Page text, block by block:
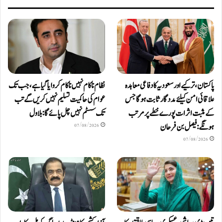
پاکستان، ترکیے اور سعودیہ کا دفاعی معاہدہ
علاقائی امن کیلئے مددگار ثابت ہوگا جس
کے مثبت اثرات پورے خطے پر مرتب
ہونگے: فیصل بن فرحان
07/08/2026
نظام ناکام نہیں ناکام کروایاگیا ہے، جب تک
عوام کی حاکمیت تسلیم نہیں کریں گے تب
تک سسٹم نہیں چل پائےگا: بلاول
07/08/2026